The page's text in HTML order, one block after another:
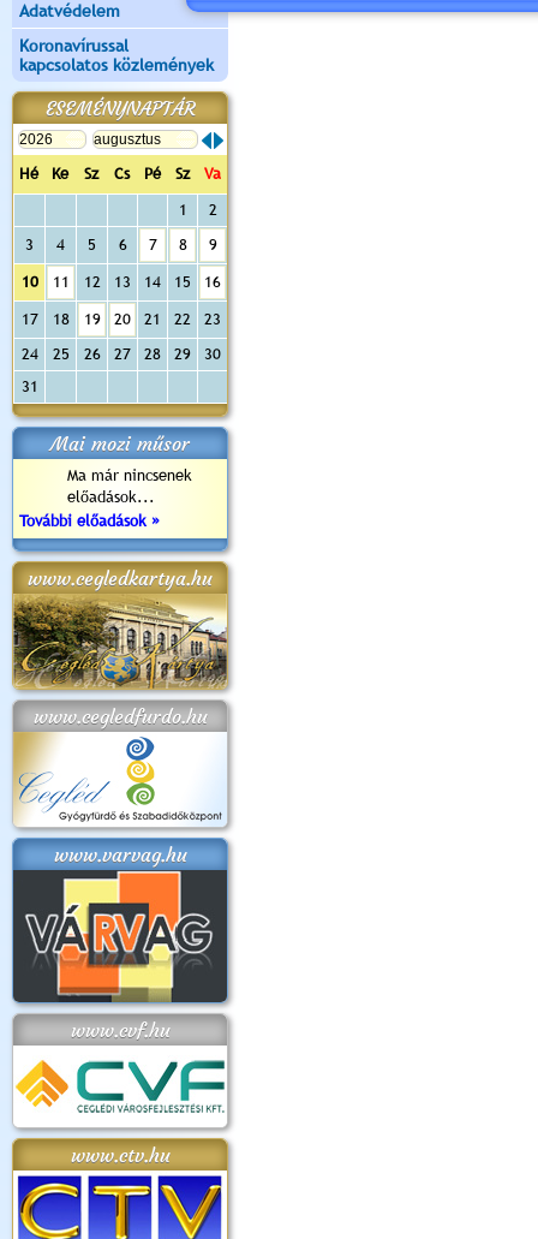
Adatvédelem
Koronavírussal
kapcsolatos közlemények
ESEMÉNYNAPTÁR
Hé Ke Sz Cs Pé Sz
Va
1
2
3
4 5 6 7 8 9
10 11 12 13 14 15 16
17 18 19 20 21 22
23
24
25 26 27 28 29
30
31
Mai mozi műsor
Ma már nincsenek
előadások...
További előadások »
www.cegledkartya.hu
www.cegledfurdo.hu
www.varvag.hu
www.cvf.hu
www.ctv.hu